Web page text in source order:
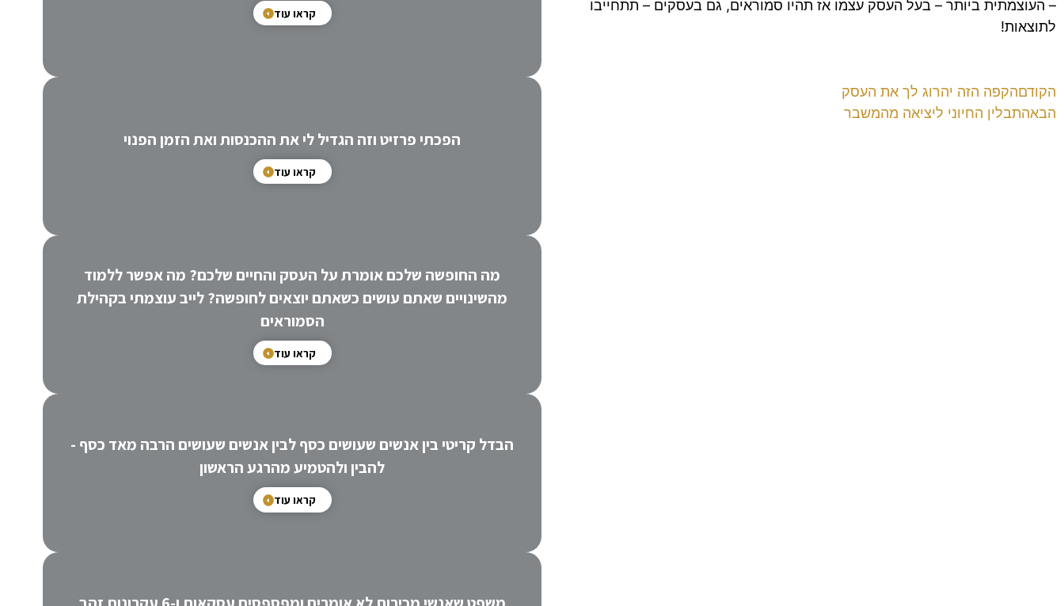
– העוצמתית ביותר – בעל העסק עצמו אז תהיו סמוראים, גם בעסקים – תתחייבו
לתוצאות!
הקודםהקפה הזה יהרוג לך את העסק
הבאהתבלין החיוני ליציאה מהמשבר
קראו עוד
הפכתי פרזיט וזה הגדיל לי את ההכנסות ואת הזמן הפנוי
קראו עוד
מה החופשה שלכם אומרת על העסק והחיים שלכם? מה אפשר ללמוד
מהשינויים שאתם עושים כשאתם יוצאים לחופשה? לייב עוצמתי בקהילת
הסמוראים
קראו עוד
הבדל קריטי בין אנשים שעושים כסף לבין אנשים שעושים הרבה מאד כסף -
להבין ולהטמיע מהרגע הראשון
קראו עוד